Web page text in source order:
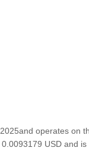
operates on
USD and